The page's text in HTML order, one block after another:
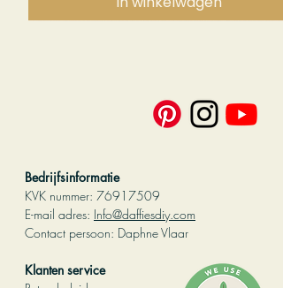
Bedrijfsinformatie
KVK nummer: 76917509
E-mail adres: Info@daffiesdiy.com
Contact persoon: Daphne Vlaar
Klanten service